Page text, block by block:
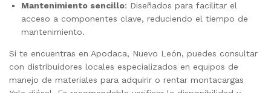
Mantenimiento sencillo: Diseñados para facilitar el
acceso a componentes clave, reduciendo el tiempo de
mantenimiento.
Si te encuentras en Apodaca, Nuevo León, puedes consultar
con distribuidores locales especializados en equipos de
manejo de materiales para adquirir o rentar montacargas